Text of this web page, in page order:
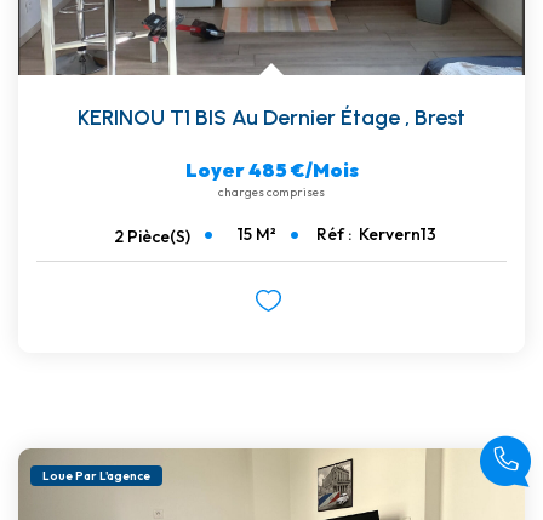
KERINOU T1 BIS Au Dernier Étage , Brest
Loyer 485 €/mois
charges comprises
2 Pièce(s) 15 M² Réf : Kervern13
Loue Par L'agence